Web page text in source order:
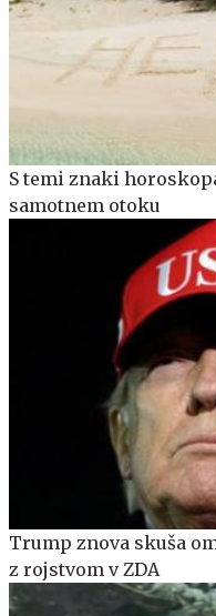
S temi znaki
samotnem otoku
Trump znova skuša
z rojstvom v ZDA